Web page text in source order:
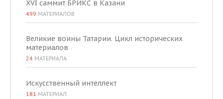
XVI саммит БРИКС в Казани
499 МАТЕРИАЛОВ
Великие воины Татарии. Цикл исторических
материалов
24 МАТЕРИАЛА
Искусственный интеллект
181 МАТЕРИАЛ